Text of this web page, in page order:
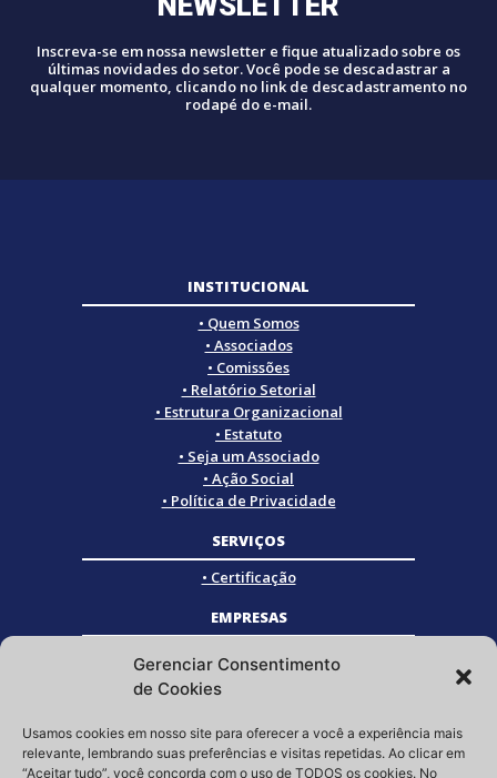
Gerenciar Consentimento
de Cookies
Usamos cookies em nosso site para oferecer a você a experiência mais
relevante, lembrando suas preferências e visitas repetidas. Ao clicar em
“Aceitar tudo”, você concorda com o uso de TODOS os cookies. No
Inscreva-se em nossa newsletter e fique atualizado sobre os
últimas novidades do setor. Você pode se descadastrar a
qualquer momento, clicando no link de descadastramento no
rodapé do e-mail.
INSTITUCIONAL
• Quem Somos
• Associados
• Comissões
• Relatório Setorial
• Estrutura Organizacional
• Estatuto
• Seja um Associado
• Ação Social
• Política de Privacidade
SERVIÇOS
• Certificação
EMPRESAS
• Empresas Associadas
• Empresas Certificadas
• Empresas Parceiras
SOCIAL